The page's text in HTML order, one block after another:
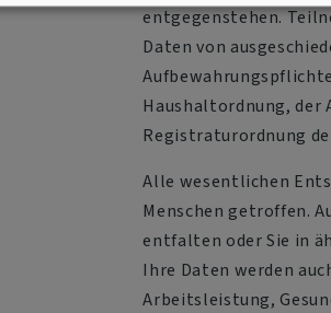
entgegenstehen.
Daten von
Haushaltordnung, der
Registraturordnung
Alle wesentlichen
Menschen getroffen.
entfalten oder Sie in
Ihre Daten werden
Arbeitsleistung,